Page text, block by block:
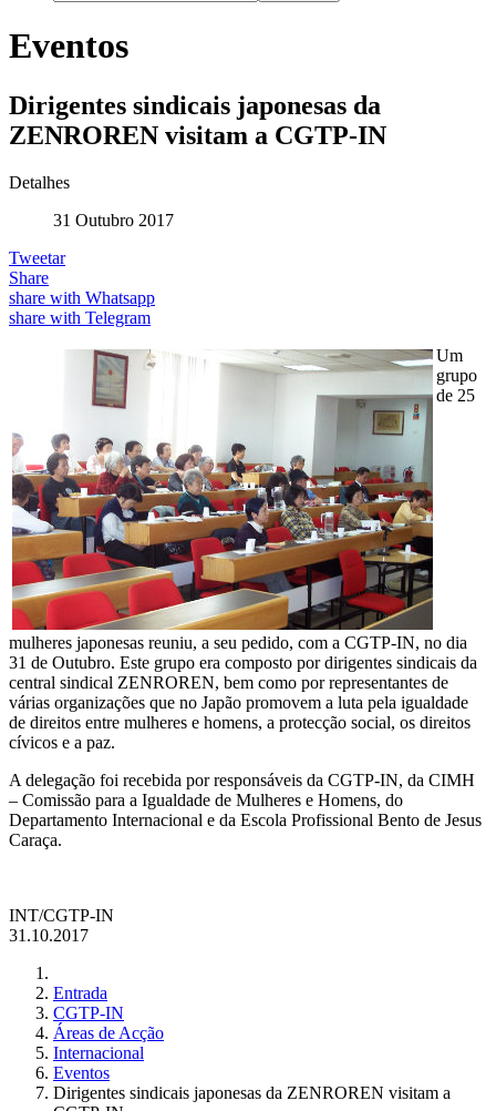
Eventos
Dirigentes sindicais japonesas da
ZENROREN visitam a CGTP-IN
Detalhes
31 Outubro 2017
Tweetar
Share
share with Whatsapp
share with Telegram
Um
grupo
de 25
mulheres japonesas reuniu, a seu pedido, com a CGTP-IN, no dia
31 de Outubro. Este grupo era composto por dirigentes sindicais da
central sindical ZENROREN, bem como por representantes de
várias organizações que no Japão promovem a luta pela igualdade
de direitos entre mulheres e homens, a protecção social, os direitos
cívicos e a paz.
A delegação foi recebida por responsáveis da CGTP-IN, da CIMH
– Comissão para a Igualdade de Mulheres e Homens, do
Departamento Internacional e da Escola Profissional Bento de Jesus
Caraça.
INT/CGTP-IN
31.10.2017
Entrada
CGTP-IN
Áreas de Acção
Internacional
Eventos
Dirigentes sindicais japonesas da ZENROREN visitam a